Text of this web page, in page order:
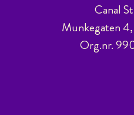
Canal
Munkegaten
Org.nr.